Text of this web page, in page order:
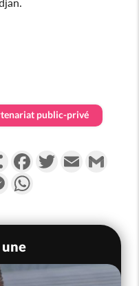
public-privé
PartagerFacebookTwitterEmail
Messenger
une